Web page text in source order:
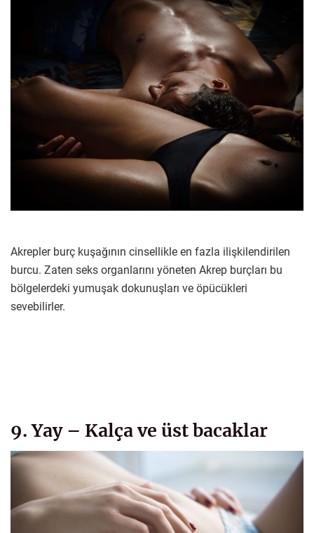
Akrepler burç kuşağının cinsellikle en fazla ilişkilendirilen
burcu. Zaten seks organlarını yöneten Akrep burçları bu
bölgelerdeki yumuşak dokunuşları ve öpücükleri
sevebilirler.
9. Yay – Kalça ve üst bacaklar